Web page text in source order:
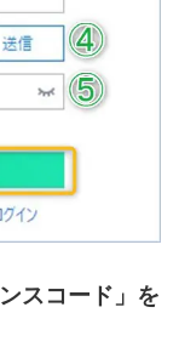
スコード」を